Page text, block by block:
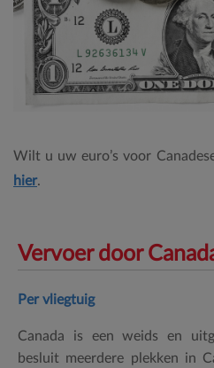
Wilt u uw euro’s voor
hier.
Vervoer door
Per vliegtuig
Canada is een weids en
besluit meerdere plekken in